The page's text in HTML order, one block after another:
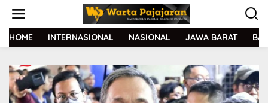
t
HOME INTERNASIONAL NASIONAL JAWA BARAT